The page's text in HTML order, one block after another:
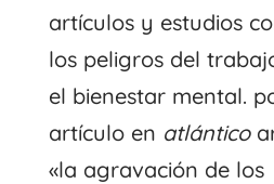
artículos y estudios
los peligros del
el bienestar mental.
artículoen atlántico
«la agravación de los